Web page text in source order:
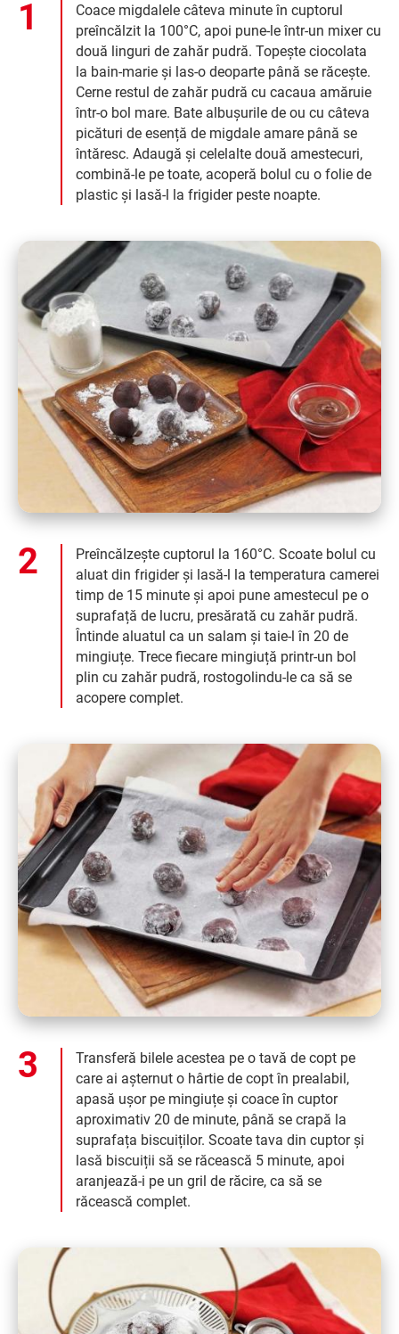
Coace migdalele câteva minute în cuptorul
preîncălzit la 100°C, apoi pune-le într-un mixer cu
două linguri de zahăr pudră. Topește ciocolata
la bain-marie și las-o deoparte până se răcește.
Cerne restul de zahăr pudră cu cacaua amăruie
într-o bol mare. Bate albușurile de ou cu câteva
picături de esență de migdale amare până se
întăresc. Adaugă și celelalte două amestecuri,
combină-le pe toate, acoperă bolul cu o folie de
plastic și lasă-l la frigider peste noapte.
Preîncălzește cuptorul la 160°C. Scoate bolul cu
aluat din frigider și lasă-l la temperatura camerei
timp de 15 minute și apoi pune amestecul pe o
suprafață de lucru, presărată cu zahăr pudră.
Întinde aluatul ca un salam și taie-l în 20 de
mingiuțe. Trece fiecare mingiuță printr-un bol
plin cu zahăr pudră, rostogolindu-le ca să se
acopere complet.
Transferă bilele acestea pe o tavă de copt pe
care ai așternut o hârtie de copt în prealabil,
apasă ușor pe mingiuțe și coace în cuptor
aproximativ 20 de minute, până se crapă la
suprafața biscuiților. Scoate tava din cuptor și
lasă biscuiții să se răcească 5 minute, apoi
aranjează-i pe un gril de răcire, ca să se
răcească complet.